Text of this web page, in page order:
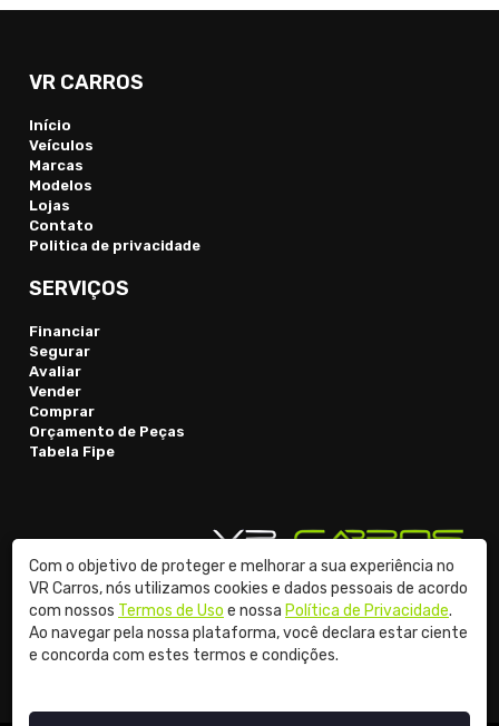
VR CARROS
Início
Veículos
Marcas
Modelos
Lojas
Contato
Politica de privacidade
SERVIÇOS
Financiar
Segurar
Avaliar
Vender
Comprar
Orçamento de Peças
Tabela Fipe
© 2026 VR Carros
Com o objetivo de proteger e melhorar a sua experiência no
VR Carros, nós utilizamos cookies e dados pessoais de acordo
com nossos Termos de Uso e nossa Política de Privacidade.
Ao navegar pela nossa plataforma, você declara estar ciente
e concorda com estes termos e condições.